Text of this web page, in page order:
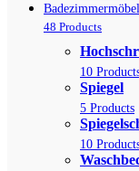
Badezimmermöbel
48 Products
10
Spiegel
5 Products
10